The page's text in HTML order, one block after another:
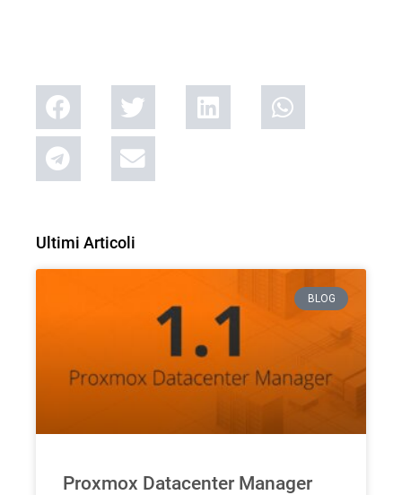
Ultimi Articoli
BLOG
Proxmox Datacenter Manager